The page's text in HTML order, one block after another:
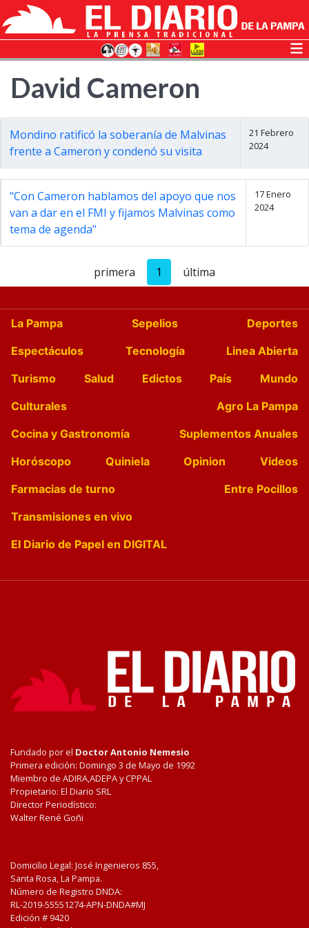
David Cameron
Mondino ratificó la soberanía de Malvinas
frente a Cameron y condenó su visita
21 Febrero
2024
"Con Cameron hablamos del apoyo que nos
van a dar en el FMI y fijamos Malvinas como
tema de agenda"
17 Enero
2024
primera 1 última
La Pampa Sepelios
Deportes
Espectáculos
Tecnología
Linea Abierta
Turismo
Salud Edictos País
Mundo
Culturales
Agro La Pampa
Cocina y Gastronomía
Suplementos Anuales
Horóscopo
Quiniela Opinion
Videos
Farmacias de turno
Entre Pocillos
Transmisiones en vivo
El Diario de Papel en DIGITAL
Fundado por el Doctor Antonio Nemesio
Primera edición: Domingo 3 de Mayo de 1992
Miembro de ADIRA,ADEPA y CPPAL
Propietario: El Diario SRL
Director Periodístico:
Walter René Goñi
Domicilio Legal: José Ingenieros 855,
Santa Rosa, La Pampa.
Número de Registro DNDA:
RL-2019-55551274-APN-DNDA#MJ
Edición # 9420